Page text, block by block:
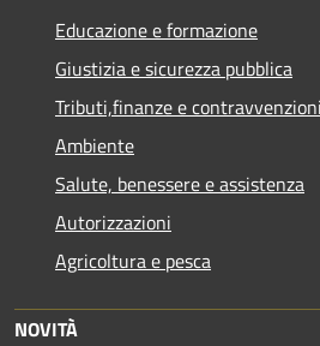
Educazione e formazione
Giustizia e sicurezza pubblica
Tributi,finanze e contravvenzioni
Ambiente
Salute, benessere e assistenza
Autorizzazioni
Agricoltura e pesca
NOVITÀ